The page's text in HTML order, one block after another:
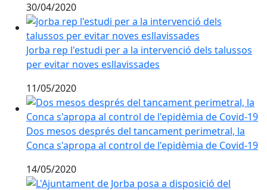
30/04/2020
Jorba rep l'estudi per a la intervenció dels talussos
Jorba rep l'estudi per a la intervenció dels talussos
per evitar noves esllavissades
11/05/2020
Dos mesos després del tancament perimetral, la
Dos mesos després del tancament perimetral, la
Conca s'apropa al control de l'epidèmia de Covid-19
14/05/2020
L'Ajuntament de Jorba posa a disposició del